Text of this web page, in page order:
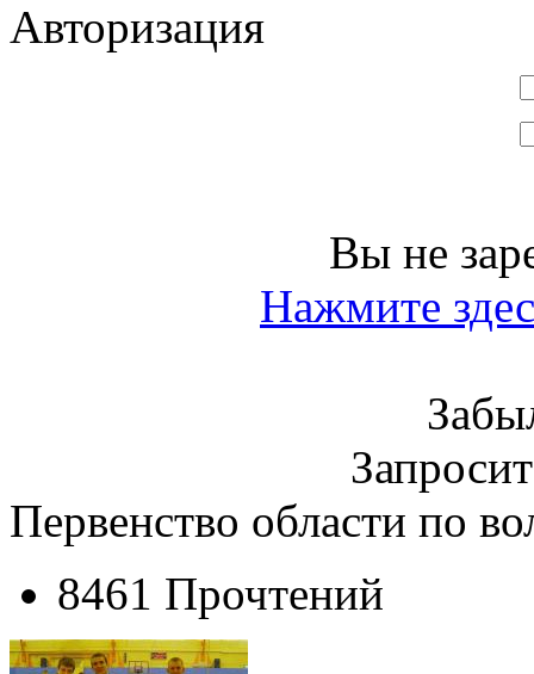
Авторизация
Вы не
Нажмите
Первенство области по
8461 Прочтений